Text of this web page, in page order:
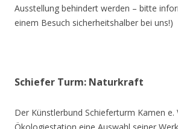
Ausstellung behindert werden – bitte
einem Besuch sicherheitshalber bei uns!)
Schiefer Turm: Naturkraft
Der Künstlerbund Schieferturm Kamen e.